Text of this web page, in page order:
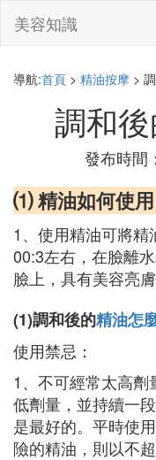
美容知識
導航:首頁 > 精油按摩 >
調和
發布時間
⑴ 精油如何使用
1、使用精油可將
00:3左右，在臉離
臉上，具有美容亮膚
(1)調和後的精油怎
使用禁忌：
1、不可經常太高
低劑量，並持續一
是最好的。平時使
險的精油，則以不超